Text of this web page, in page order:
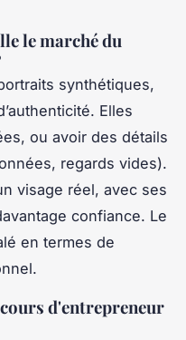
le marché du
synthétiques,
Elles
ou avoir des détails
regards vides).
visage réel, avec ses
confiance. Le
en termes de
d'entrepreneur